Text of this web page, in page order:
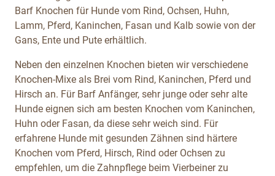
Barf Knochen für Hunde vom Rind, Ochsen, Huhn,
Lamm, Pferd, Kaninchen, Fasan und Kalb sowie von der
Gans, Ente und Pute erhältlich.
Neben den einzelnen Knochen bieten wir verschiedene
Knochen-Mixe als Brei vom Rind, Kaninchen, Pferd und
Hirsch an. Für Barf Anfänger, sehr junge oder sehr alte
Hunde eignen sich am besten Knochen vom Kaninchen,
Huhn oder Fasan, da diese sehr weich sind. Für
erfahrene Hunde mit gesunden Zähnen sind härtere
Knochen vom Pferd, Hirsch, Rind oder Ochsen zu
empfehlen, um die Zahnpflege beim Vierbeiner zu